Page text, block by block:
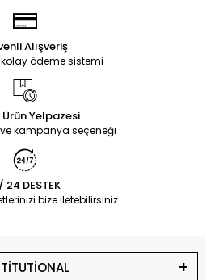
Alışveriş
ödeme sistemi
Ürün Yelpazesi
kampanya seçeneği
24 DESTEK
bize iletebilirsiniz.